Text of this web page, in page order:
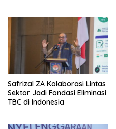
Safrizal ZA Kolaborasi Lintas
Sektor Jadi Fondasi Eliminasi
TBC di Indonesia